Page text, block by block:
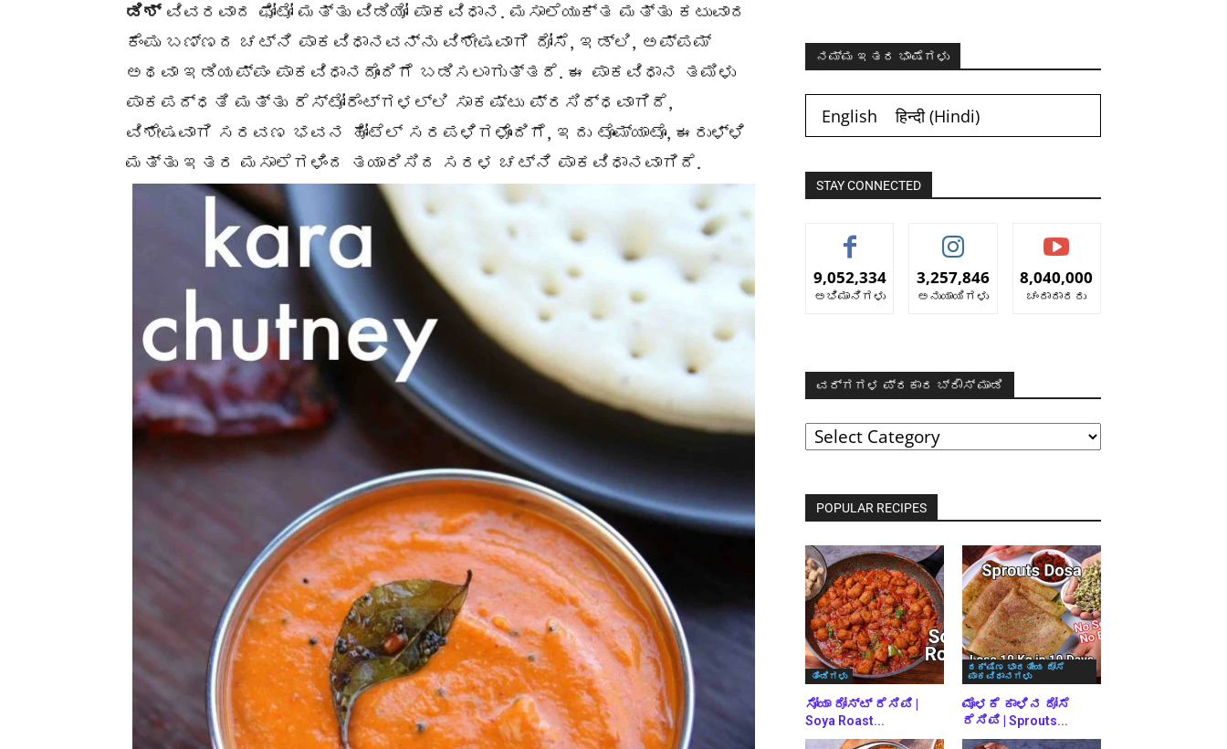
ಡಿಶ್ವಿವರವಾದ ಫೋಟೋ ಮತ್ತು ವಿಡಿಯೋ ಪಾಕವಿಧಾನ. ಮಸಾಲೆಯುಕ್ತ ಮತ್ತು ಕಟುವಾದ
ಕೆಂಪು ಬಣ್ಣದ ಚಟ್ನಿ ಪಾಕವಿಧಾನವನ್ನು ವಿಶೇಷವಾಗಿ ದೋಸೆ, ಇಡ್ಲಿ, ಅಪ್ಪಮ್
ಅಥವಾ ಇಡಿಯಪ್ಪಂ ಪಾಕವಿಧಾನದೊಂದಿಗೆ ಬಡಿಸಲಾಗುತ್ತದೆ. ಈ ಪಾಕವಿಧಾನ ತಮಿಳು
ಪಾಕಪದ್ಧತಿ ಮತ್ತು ರೆಸ್ಟೋರೆಂಟ್‌ಗಳಲ್ಲಿ ಸಾಕಷ್ಟು ಪ್ರಸಿದ್ಧವಾಗಿದೆ,
ವಿಶೇಷವಾಗಿ ಸರವಣ ಭವನ ಹೋಟೆಲ್ ಸರಪಳಿಗಳೊಂದಿಗೆ, ಇದು ಟೊಮ್ಯಾಟೊ, ಈರುಳ್ಳಿ
ಮತ್ತು ಇತರ ಮಸಾಲೆಗಳಿಂದ ತಯಾರಿಸಿದ ಸರಳ ಚಟ್ನಿ ಪಾಕವಿಧಾನವಾಗಿದೆ.
ನಮ್ಮ ಇತರ ಭಾಷೆಗಳು
English हिन्दी(Hindi)
STAY CONNECTED
9,052,334
ಅಭಿಮಾನಿಗಳು
3,257,846
ಅನುಯಾಯಿಗಳು
8,040,000
ಚಂದಾದಾರರು
ವರ್ಗಗಳ ಪ್ರಕಾರ ಬ್ರೌಸ್ ಮಾಡಿ
ವರ್ಗಗಳ
ಪ್ರಕಾರ
ಬ್ರೌಸ್
POPULAR RECIPES
ತಿಂಡಿಗಳು
ಸೋಯಾ ರೋಸ್ಟ್ ರೆಸಿಪಿ |
Soya Roast...
ದಕ್ಷಿಣ ಭಾರತೀಯ ದೋಸೆ
ಪಾಕವಿಧಾನಗಳು
ಮೊಳಕೆ ಕಾಳಿನ ದೋಸೆ
ರೆಸಿಪಿ | Sprouts...